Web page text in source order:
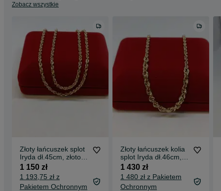
Zobacz wszystkie
Złoty łańcuszek splot
Iryda dł.45cm, złoto
próby 585
1 150 zł
1 193,75 zł z
Pakietem Ochronnym
Złoty łańcuszek kolia
splot Iryda dł.46cm,
złoto próby 585
1 430 zł
1 480 zł z Pakietem
Ochronnym